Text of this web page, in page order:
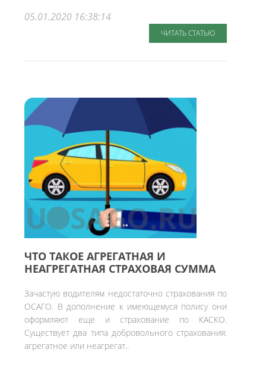
05.01.2020 16:38:14
ЧИТАТЬ СТАТЬЮ
ЧТО ТАКОЕ АГРЕГАТНАЯ И
НЕАГРЕГАТНАЯ СТРАХОВАЯ СУММА
Зачастую водителям недостаточно страхования по
ОСАГО. В дополнение к имеющемуся полису они
оформляют еще и страхование по КАСКО.
Существует два типа добровольного страхования:
агрегатное или неагрегат..